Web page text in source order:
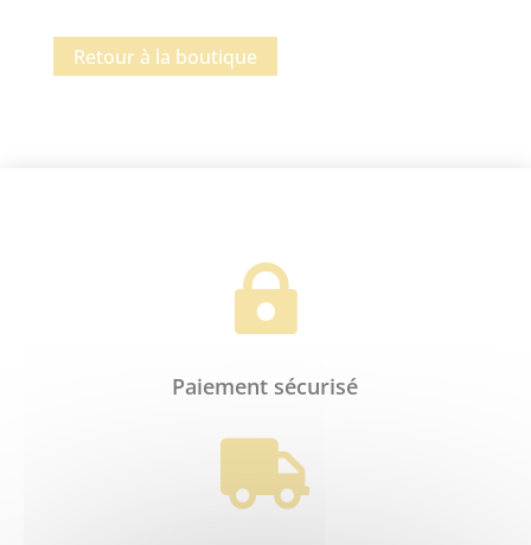
Retour à la boutique

Paiement sécurisé
